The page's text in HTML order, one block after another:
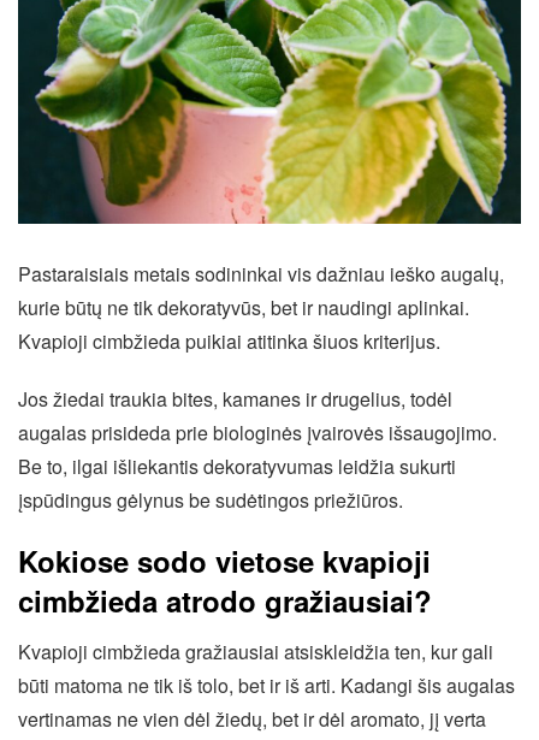
Pastaraisiais metais sodininkai vis dažniau ieško augalų,
kurie būtų ne tik dekoratyvūs, bet ir naudingi aplinkai.
Kvapioji cimbžieda puikiai atitinka šiuos kriterijus.
Jos žiedai traukia bites, kamanes ir drugelius, todėl
augalas prisideda prie biologinės įvairovės išsaugojimo.
Be to, ilgai išliekantis dekoratyvumas leidžia sukurti
įspūdingus gėlynus be sudėtingos priežiūros.
Kokiose sodo vietose kvapioji
cimbžieda atrodo gražiausiai?
Kvapioji cimbžieda gražiausiai atsiskleidžia ten, kur gali
būti matoma ne tik iš tolo, bet ir iš arti. Kadangi šis augalas
vertinamas ne vien dėl žiedų, bet ir dėl aromato, jį verta